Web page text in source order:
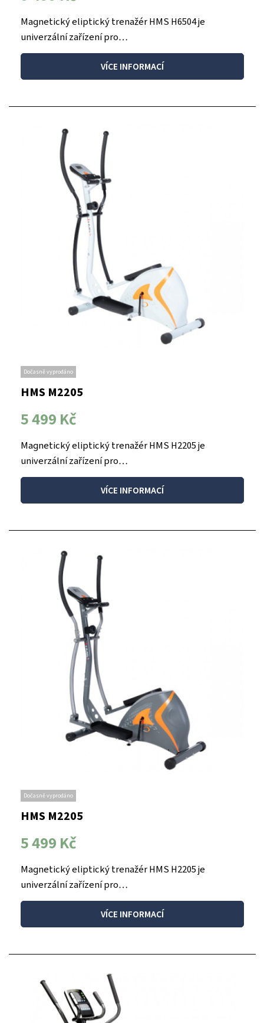
Magnetický eliptický trenažér HMS H6504 je
univerzální zařízení pro…
VÍCE INFORMACÍ
Dočasně vyprodáno
HMS M2205
5 499 Kč
Magnetický eliptický trenažér HMS H2205 je
univerzální zařízení pro…
VÍCE INFORMACÍ
Dočasně vyprodáno
HMS M2205
5 499 Kč
Magnetický eliptický trenažér HMS H2205 je
univerzální zařízení pro…
VÍCE INFORMACÍ